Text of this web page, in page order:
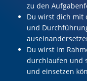
zu den
Du wirst dich mit
und
Du wirst im
durchlaufen und
und einsetzen